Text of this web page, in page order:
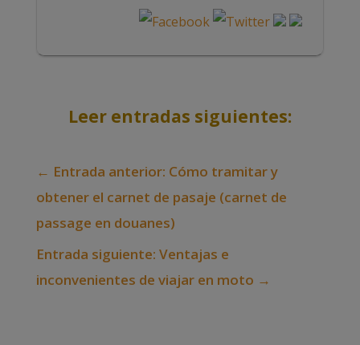
Leer entradas siguientes:
← Entrada anterior: Cómo tramitar y
obtener el carnet de pasaje (carnet de
passage en douanes)
Entrada siguiente: Ventajas e
inconvenientes de viajar en moto →